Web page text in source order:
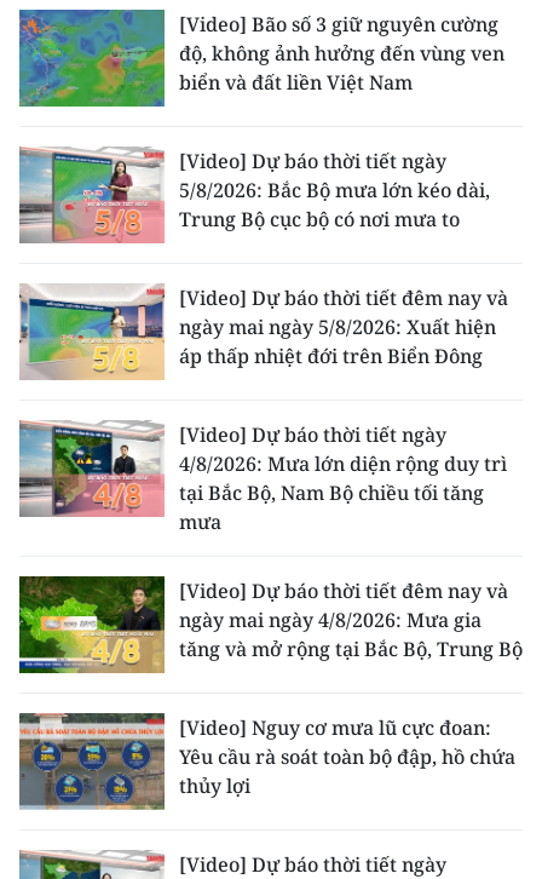
[Video] Bão số 3 giữ nguyên cường
độ, không ảnh hưởng đến vùng ven
biển và đất liền Việt Nam
[Video] Dự báo thời tiết ngày
5/8/2026: Bắc Bộ mưa lớn kéo dài,
Trung Bộ cục bộ có nơi mưa to
[Video] Dự báo thời tiết đêm nay và
ngày mai ngày 5/8/2026: Xuất hiện
áp thấp nhiệt đới trên Biển Đông
[Video] Dự báo thời tiết ngày
4/8/2026: Mưa lớn diện rộng duy trì
tại Bắc Bộ, Nam Bộ chiều tối tăng
mưa
[Video] Dự báo thời tiết đêm nay và
ngày mai ngày 4/8/2026: Mưa gia
tăng và mở rộng tại Bắc Bộ, Trung Bộ
[Video] Nguy cơ mưa lũ cực đoan:
Yêu cầu rà soát toàn bộ đập, hồ chứa
thủy lợi
[Video] Dự báo thời tiết ngày